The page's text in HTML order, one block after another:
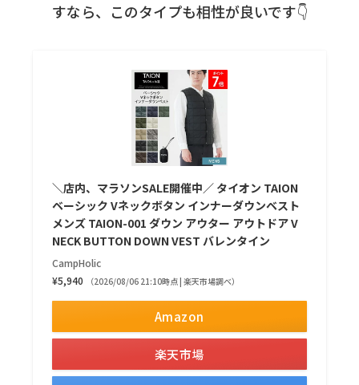
すなら、このタイプも相性が良いです👇
＼店内、マラソンSALE開催中／ タイオン TAION
ベーシック Vネックボタン インナーダウンベスト
メンズ TAION-001 ダウン アウター アウトドア V
NECK BUTTON DOWN VEST バレンタイン
CampHolic
¥5,940
（2026/08/06 21:10時点 | 楽天市場調べ）
Amazon
楽天市場